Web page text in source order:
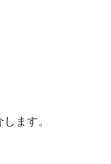
ます。